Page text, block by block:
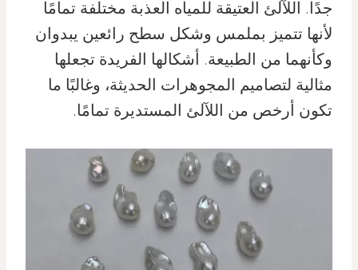
جدًا. اللآلئ العتيقة للمياه العذبة مختلفة تمامًا
لأنها تتميز بملمس وشكل سطح رائعين يبدوان
وكأنهما من الطبيعة. أشكالها الفريدة تجعلها
مثالية لتصاميم المجوهرات الحديثة، وغالبًا ما
تكون أرخص من اللآلئ المستديرة تمامًا.